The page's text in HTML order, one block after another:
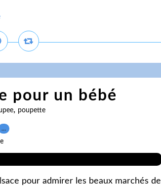
pour un bébé
, poupette
…
pour admirer les beaux marchés de